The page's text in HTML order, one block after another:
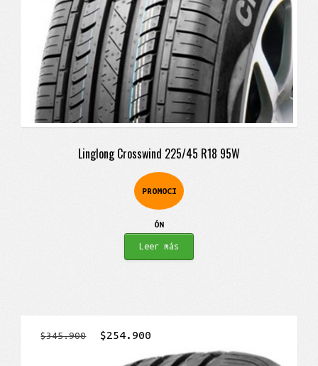
Linglong Crosswind 225/45 R18 95W
PROMOCI
ÓN
Leer más
$345.900
El$254.900
precio